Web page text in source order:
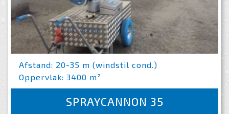
Afstand: 20-35 m (windstil cond.)
Oppervlak: 3400 m²
SPRAYCANNON 35